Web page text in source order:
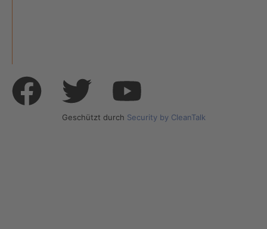
Geschützt durch Security by CleanTalk